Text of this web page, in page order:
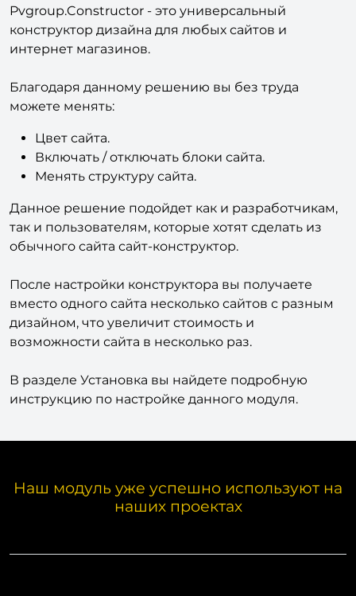
Pvgroup.Constructor - это универсальный
конструктор дизайна для любых сайтов и
интернет магазинов.
Благодаря данному решению вы без труда
можете менять:
Цвет сайта.
Включать / отключать блоки сайта.
Менять структуру сайта.
Данное решение подойдет как и разработчикам,
так и пользователям, которые хотят сделать из
обычного сайта сайт-конструктор.
После настройки конструктора вы получаете
вместо одного сайта несколько сайтов с разным
дизайном, что увеличит стоимость и
возможности сайта в несколько раз.
В разделе Установка вы найдете подробную
инструкцию по настройке данного модуля.
Наш модуль уже успешно используют на
наших проектах